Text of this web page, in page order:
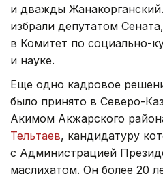
и дважды
избрали депутатом
в Комитет по социально-
и науке.
Еще одно кадровое
было принято в Северо-
Акимом Акжарского
Тельтаев, кандидатуру
с Администрацией
маслихатом. Он более 20